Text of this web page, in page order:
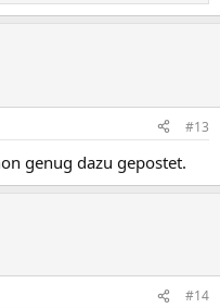
#13
genug dazu gepostet.
#14